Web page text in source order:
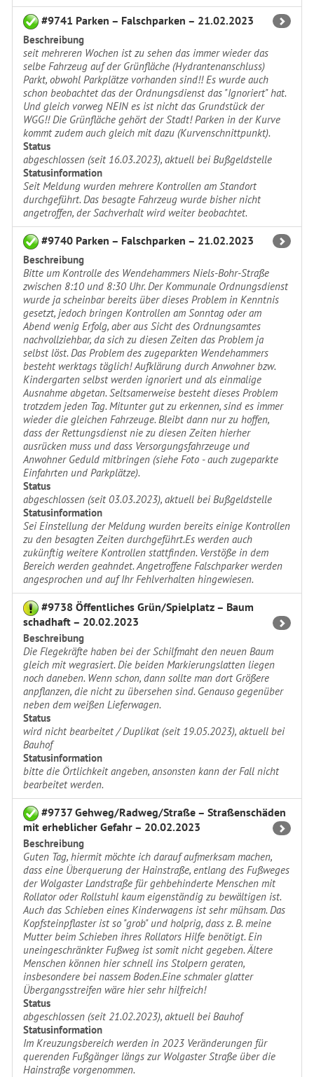
#9741 Parken – Falschparken – 21.02.2023
Beschreibung
seit mehreren Wochen ist zu sehen das immer wieder das
selbe Fahrzeug auf der Grünfläche (Hydrantenanschluss)
Parkt, obwohl Parkplätze vorhanden sind!! Es wurde auch
schon beobachtet das der Ordnungsdienst das "Ignoriert" hat.
Und gleich vorweg NEIN es ist nicht das Grundstück der
WGG!! Die Grünfläche gehört der Stadt! Parken in der Kurve
kommt zudem auch gleich mit dazu (Kurvenschnittpunkt).
Status
abgeschlossen (seit 16.03.2023), aktuell bei Bußgeldstelle
Statusinformation
Seit Meldung wurden mehrere Kontrollen am Standort
durchgeführt. Das besagte Fahrzeug wurde bisher nicht
angetroffen, der Sachverhalt wird weiter beobachtet.
#9740 Parken – Falschparken – 21.02.2023
Beschreibung
Bitte um Kontrolle des Wendehammers Niels-Bohr-Straße
zwischen 8:10 und 8:30 Uhr. Der Kommunale Ordnungsdienst
wurde ja scheinbar bereits über dieses Problem in Kenntnis
gesetzt, jedoch bringen Kontrollen am Sonntag oder am
Abend wenig Erfolg, aber aus Sicht des Ordnungsamtes
nachvollziehbar, da sich zu diesen Zeiten das Problem ja
selbst löst. Das Problem des zugeparkten Wendehammers
besteht werktags täglich! Aufklärung durch Anwohner bzw.
Kindergarten selbst werden ignoriert und als einmalige
Ausnahme abgetan. Seltsamerweise besteht dieses Problem
trotzdem jeden Tag. Mitunter gut zu erkennen, sind es immer
wieder die gleichen Fahrzeuge. Bleibt dann nur zu hoffen,
dass der Rettungsdienst nie zu diesen Zeiten hierher
ausrücken muss und dass Versorgungsfahrzeuge und
Anwohner Geduld mitbringen (siehe Foto - auch zugeparkte
Einfahrten und Parkplätze).
Status
abgeschlossen (seit 03.03.2023), aktuell bei Bußgeldstelle
Statusinformation
Sei Einstellung der Meldung wurden bereits einige Kontrollen
zu den besagten Zeiten durchgeführt.Es werden auch
zukünftig weitere Kontrollen stattfinden. Verstöße in dem
Bereich werden geahndet. Angetroffene Falschparker werden
angesprochen und auf Ihr Fehlverhalten hingewiesen.
#9738 Öffentliches Grün/Spielplatz – Baum
schadhaft – 20.02.2023
Beschreibung
Die Flegekräfte haben bei der Schilfmaht den neuen Baum
gleich mit wegrasiert. Die beiden Markierungslatten liegen
noch daneben. Wenn schon, dann sollte man dort Größere
anpflanzen, die nicht zu übersehen sind. Genauso gegenüber
neben dem weißen Lieferwagen.
Status
wird nicht bearbeitet / Duplikat (seit 19.05.2023), aktuell bei
Bauhof
Statusinformation
bitte die Örtlichkeit angeben, ansonsten kann der Fall nicht
bearbeitet werden.
#9737 Gehweg/Radweg/Straße – Straßenschäden
mit erheblicher Gefahr – 20.02.2023
Beschreibung
Guten Tag, hiermit möchte ich darauf aufmerksam machen,
dass eine Überquerung der Hainstraße, entlang des Fußweges
der Wolgaster Landstraße für gehbehinderte Menschen mit
Rollator oder Rollstuhl kaum eigenständig zu bewältigen ist.
Auch das Schieben eines Kinderwagens ist sehr mühsam. Das
Kopfsteinpflaster ist so "grob" und holprig, dass z. B. meine
Mutter beim Schieben ihres Rollators Hilfe benötigt. Ein
uneingeschränkter Fußweg ist somit nicht gegeben. Ältere
Menschen können hier schnell ins Stolpern geraten,
insbesondere bei nassem Boden.Eine schmaler glatter
Übergangsstreifen wäre hier sehr hilfreich!
Status
abgeschlossen (seit 21.02.2023), aktuell bei Bauhof
Statusinformation
Im Kreuzungsbereich werden in 2023 Veränderungen für
querenden Fußgänger längs zur Wolgaster Straße über die
Hainstraße vorgenommen.